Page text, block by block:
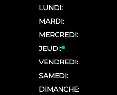
LUNDI:
MARDI:
MERCREDI:
JEUDI:
VENDREDI:
SAMEDI:
DIMANCHE: